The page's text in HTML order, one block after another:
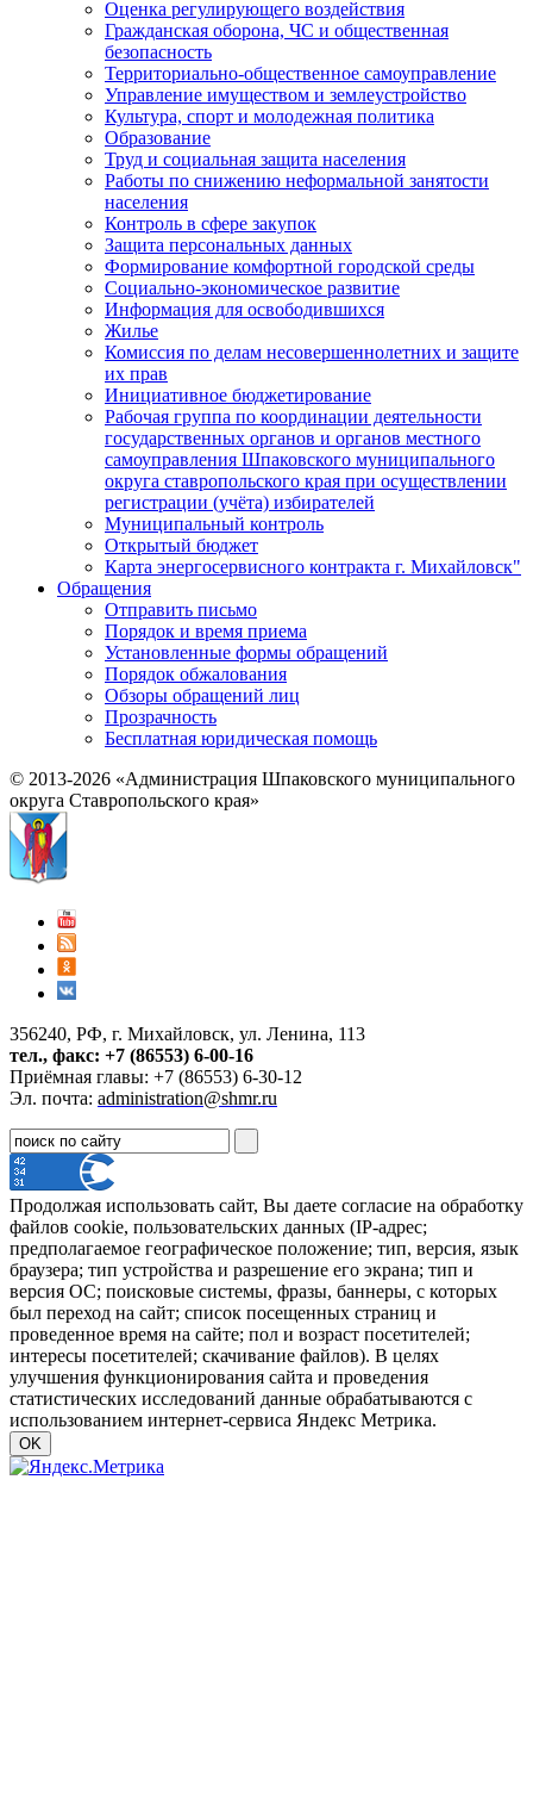
Оценка регулирующего воздействия
Гражданская оборона, ЧС и общественная
безопасность
Территориально-общественное самоуправление
Управление имуществом и землеустройство
Культура, спорт и молодежная политика
Образование
Труд и социальная защита населения
Работы по снижению неформальной занятости
населения
Контроль в сфере закупок
Защита персональных данных
Формирование комфортной городской среды
Социально-экономическое развитие
Информация для освободившихся
Жилье
Комиссия по делам несовершеннолетних и защите
их прав
Инициативное бюджетирование
Рабочая группа по координации деятельности
государственных органов и органов местного
самоуправления Шпаковского муниципального
округа ставропольского края при осуществлении
регистрации (учёта) избирателей
Муниципальный контроль
Открытый бюджет
Карта энергосервисного контракта г. Михайловск"
Обращения
Отправить письмо
Порядок и время приема
Установленные формы обращений
Порядок обжалования
Обзоры обращений лиц
Прозрачность
Бесплатная юридическая помощь
© 2013-2026 «Администрация Шпаковского муниципального
округа Ставропольского края»
356240, РФ, г. Михайловск, ул. Ленина, 113
тел., факс: +7 (86553) 6-00-16
Приёмная главы: +7 (86553) 6-30-12
Эл. почта: administration@shmr.ru
Продолжая использовать сайт, Вы даете согласие на обработку
файлов cookie, пользовательских данных (IP-адрес;
предполагаемое географическое положение; тип, версия, язык
браузера; тип устройства и разрешение его экрана; тип и
версия ОС; поисковые системы, фразы, баннеры, с которых
был переход на сайт; список посещенных страниц и
проведенное время на сайте; пол и возраст посетителей;
интересы посетителей; скачивание файлов). В целях
улучшения функционирования сайта и проведения
статистических исследований данные обрабатываются с
использованием интернет-сервиса Яндекс Метрика.
OK